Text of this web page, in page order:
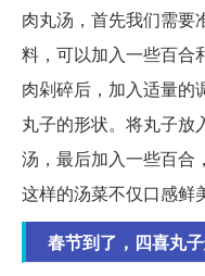
肉丸汤，首先我们需要
料，可以加入一些百合
肉剁碎后，加入适量的
丸子的形状。将丸子放
汤，最后加入一些百合
这样的汤菜不仅口感鲜
春节到了，四喜丸